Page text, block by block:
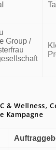
Group /
& Wellness,
Kampagne